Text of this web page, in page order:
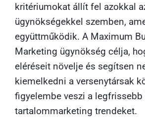
kritériumokat állít fel azokkal
ügynökségekkel szemben,
együttműködik. A Maximum
Marketing ügynökség célja,
eléréseit növelje és segítsen
kiemelkedni a versenytársak
figyelembe veszi a legfrissebb
tartalommarketing trendeket.